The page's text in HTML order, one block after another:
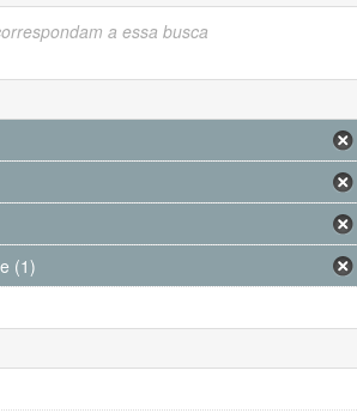
a essa busca
(1)